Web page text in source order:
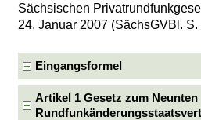
Sächsischen
24. Januar 2007 (SächsGVBl. S.
Eingangsformel
Artikel 1 Gesetz zum Neunten